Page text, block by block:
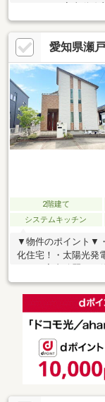
ているため家事動
型車のみ）・プライ
ト▼・名鉄バス「新
本！・県道209号線
までの道のりは平坦
愛知県瀬
2階建て
システムキッチン
▼物件のポイント▼
化住宅！・太陽光発
に使用可能・ベビー
ーク・全居室収納
り、通風良好・お
▼・名鉄バス「塩
かなエリア